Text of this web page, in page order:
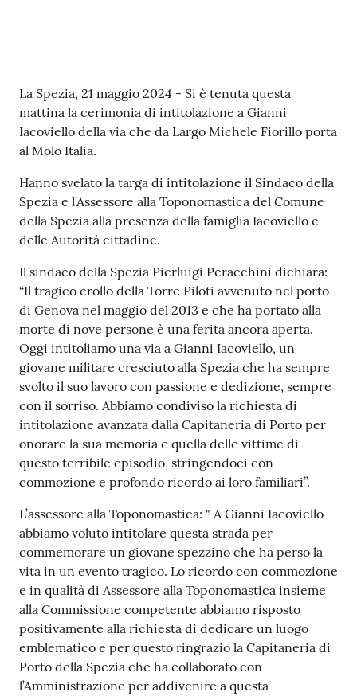
e
r
t
i
f
i
c
a
t
i
A
n
a
g
r
a
f
i
c
i
o
l
i
n
e
A
N
P
R
Contenuto
La Spezia, 21 maggio 2024 - Si è tenuta questa
mattina la cerimonia di intitolazione a Gianni
Iacoviello della via che da Largo Michele Fiorillo porta
al Molo Italia.
Hanno svelato la targa di intitolazione il Sindaco della
Spezia e l’Assessore alla Toponomastica del Comune
della Spezia alla presenza della famiglia Iacoviello e
delle Autorità cittadine.
Il sindaco della Spezia Pierluigi Peracchini dichiara:
“Il tragico crollo della Torre Piloti avvenuto nel porto
di Genova nel maggio del 2013 e che ha portato alla
morte di nove persone è una ferita ancora aperta.
Oggi intitoliamo una via a Gianni Iacoviello, un
giovane militare cresciuto alla Spezia che ha sempre
svolto il suo lavoro con passione e dedizione, sempre
con il sorriso. Abbiamo condiviso la richiesta di
intitolazione avanzata dalla Capitaneria di Porto per
onorare la sua memoria e quella delle vittime di
questo terribile episodio, stringendoci con
commozione e profondo ricordo ai loro familiari”.
L’assessore alla Toponomastica: " A Gianni Iacoviello
abbiamo voluto intitolare questa strada per
commemorare un giovane spezzino che ha perso la
vita in un evento tragico. Lo ricordo con commozione
e in qualità di Assessore alla Toponomastica insieme
alla Commissione competente abbiamo risposto
positivamente alla richiesta di dedicare un luogo
emblematico e per questo ringrazio la Capitaneria di
Porto della Spezia che ha collaborato con
l’Amministrazione per addivenire a questa